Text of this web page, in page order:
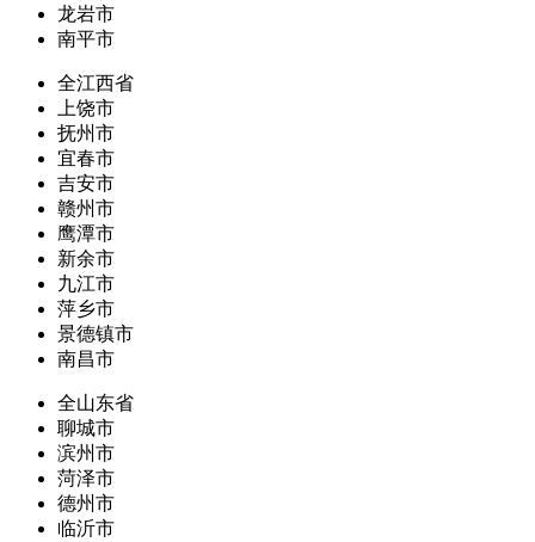
龙岩市
南平市
全江西省
上饶市
抚州市
宜春市
吉安市
赣州市
鹰潭市
新余市
九江市
萍乡市
景德镇市
南昌市
全山东省
聊城市
滨州市
菏泽市
德州市
临沂市